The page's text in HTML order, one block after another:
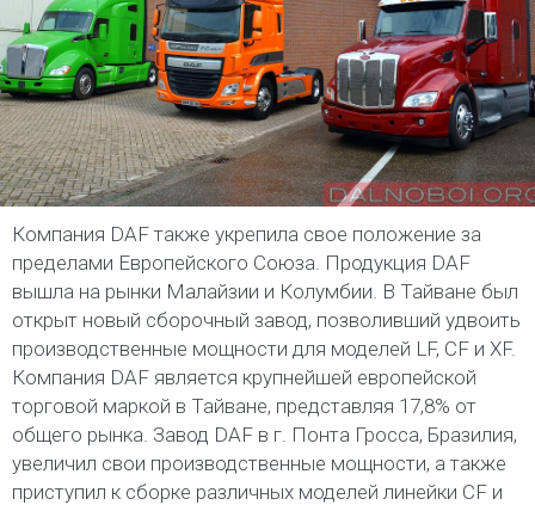
Компания DAF также укрепила свое положение за
пределами Европейского Союза. Продукция DAF
вышла на рынки Малайзии и Колумбии. В Тайване был
открыт новый сборочный завод, позволивший удвоить
производственные мощности для моделей LF, CF и XF.
Компания DAF является крупнейшей европейской
торговой маркой в Тайване, представляя 17,8% от
общего рынка. Завод DAF в г. Понта Гросса, Бразилия,
увеличил свои производственные мощности, а также
приступил к сборке различных моделей линейки CF и